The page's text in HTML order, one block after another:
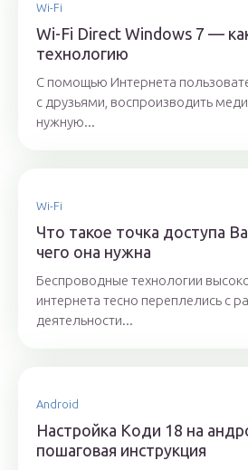
Wi-Fi
Wi-Fi Direct Windows 7 —
технологию
С помощью Интернета
с друзьями, воспроизводить
нужную...
Wi-Fi
Что такое точка доступа
чего она нужна
Беспроводные технологии
интернета тесно переплелись с
деятельности...
Android
Настройка Коди 18 на
пошаговая инструкция